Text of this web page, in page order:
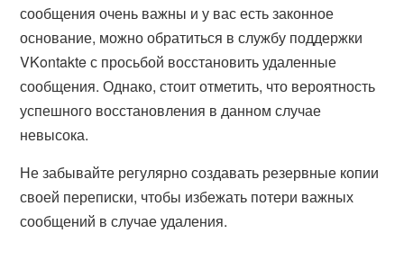
сообщения очень важны и у вас есть законное
основание, можно обратиться в службу поддержки
VKontakte с просьбой восстановить удаленные
сообщения. Однако, стоит отметить, что вероятность
успешного восстановления в данном случае
невысока.
Не забывайте регулярно создавать резервные копии
своей переписки, чтобы избежать потери важных
сообщений в случае удаления.